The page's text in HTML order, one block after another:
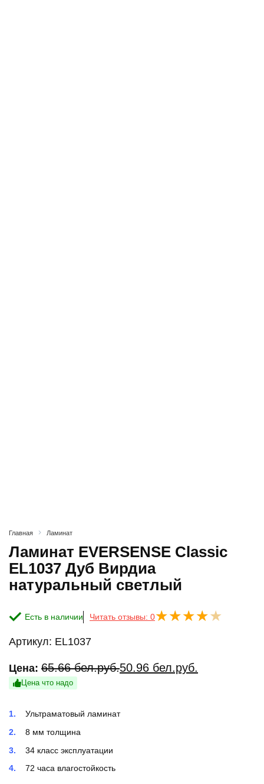
Главная Ламинат
Ламинат EVERSENSE Classic
EL1037 Дуб Вирдиа
натуральный светлый
Есть в наличии Читать отзывы: 0
Артикул: EL1037
Цена: 65.66бел.руб.
Первоначальная
цена
65.66 бел.руб..
50.96 бел.руб.
Текущая
цена:
Цена что надо
Ультраматовый ламинат
8 мм толщина
34 класс эксплуатации
72 часа влагостойкость